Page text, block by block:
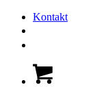
Kontakt